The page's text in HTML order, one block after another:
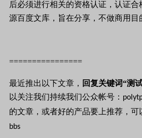
后必须进行相关的资格认证，认证合
源百度文库，旨在分享，不做商用目
================
最近推出以下文章， 回复关键词“测
以关注我们持续我们公众帐号：
的文章，或者好的产品要上推荐，可
bbs